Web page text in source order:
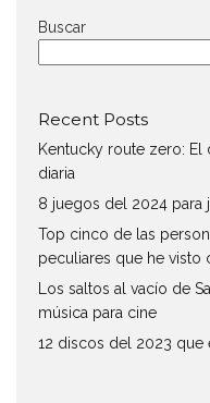
Buscar
Recent Posts
Kentucky route zero: El
diaria
8 juegos del 2024 para
Top cinco de las
peculiares que he visto
Los saltos al vacío de
música para cine
12 discos del 2023 que